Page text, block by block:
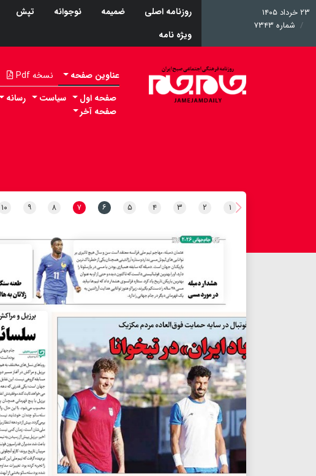
۲۳ خرداد ۱۴۰۵
شماره ۷۳۴۳
روزنامه اصلی ضمیمه نوجوانه تپش
ویژه نامه
عناوین صفحه نسخه Pdf
صفحه اول سیاست رسانه
صفحه آخر
۱ ۲ ۳ ۴ ۵ ۶ ۷ ۸ ۹ ۱۰